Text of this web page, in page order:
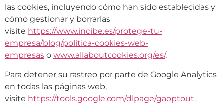
las cookies, incluyendo cómo han sido establecidas y
cómo gestionar y borrarlas,
visite https://www.incibe.es/protege-tu-
empresa/blog/politica-cookies-web-
empresas o www.allaboutcookies.org/es/.
Para detener su rastreo por parte de Google Analytics
en todas las páginas web,
visite https://tools.google.com/dlpage/gaoptout.